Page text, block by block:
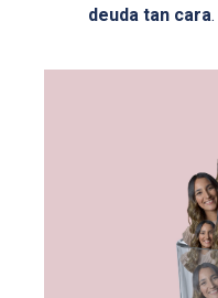
deuda tan cara.